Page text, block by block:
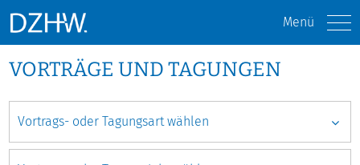
Menü
VORTRÄGE UND TAGUNGEN